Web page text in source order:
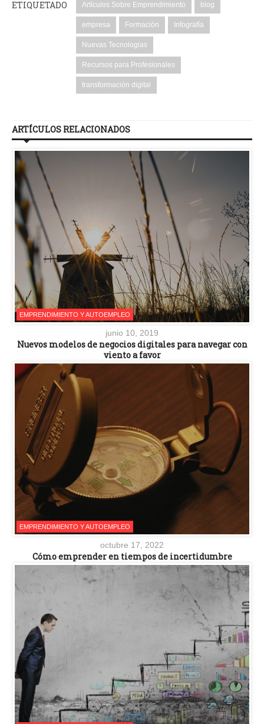
ETIQUETADO Artículos Sobre Emprendimiento blog
empresa Formación Infografía
Nuevas Tecnologias
Recursos para Profesionales
transformación digital
ARTÍCULOS RELACIONADOS
EMPRENDIMIENTO Y AUTOEMPLEO
junio 10, 2019
Nuevos modelos de negocios digitales para navegar con
viento a favor
EMPRENDIMIENTO Y AUTOEMPLEO
octubre 17, 2022
Cómo emprender en tiempos de incertidumbre